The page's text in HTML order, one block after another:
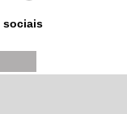
sociais